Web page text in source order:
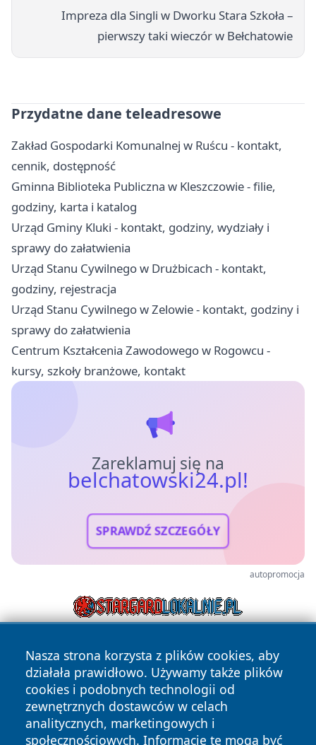
Impreza dla Singli w Dworku Stara Szkoła –
pierwszy taki wieczór w Bełchatowie
Przydatne dane teleadresowe
Zakład Gospodarki Komunalnej w Ruścu - kontakt,
cennik, dostępność
Gminna Biblioteka Publiczna w Kleszczowie - filie,
godziny, karta i katalog
Urząd Gminy Kluki - kontakt, godziny, wydziały i
sprawy do załatwienia
Urząd Stanu Cywilnego w Drużbicach - kontakt,
godziny, rejestracja
Urząd Stanu Cywilnego w Zelowie - kontakt, godziny i
sprawy do załatwienia
Centrum Kształcenia Zawodowego w Rogowcu -
kursy, szkoły branżowe, kontakt
Zareklamuj się na
belchatowski24.pl!
SPRAWDŹ SZCZEGÓŁY
autopromocja
Nasza strona korzysta z plików cookies, aby
działała prawidłowo. Używamy także plików
cookies i podobnych technologii od
zewnętrznych dostawców w celach
analitycznych, marketingowych i
społecznościowych. Informacje te mogą być
Copyright © 2026 belchatowski24.pl Wszystkie prawa